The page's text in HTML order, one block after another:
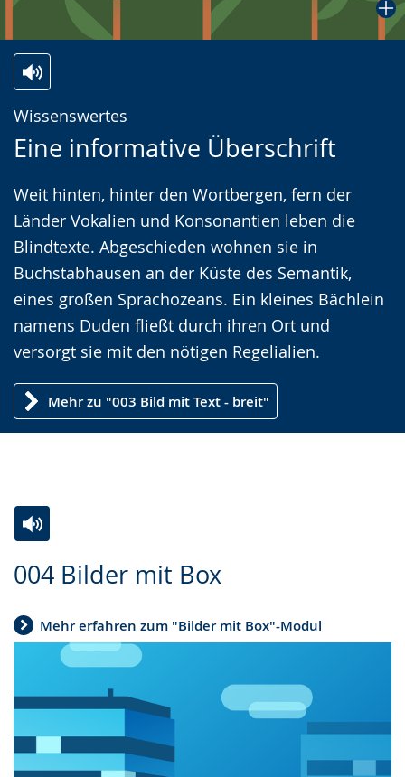
Wissenswertes
Eine informative Überschrift
Weit hinten, hinter den Wortbergen, fern der
Länder Vokalien und Konsonantien leben die
Blindtexte. Abgeschieden wohnen sie in
Buchstabhausen an der Küste des Semantik,
eines großen Sprachozeans. Ein kleines Bächlein
namens Duden fließt durch ihren Ort und
versorgt sie mit den nötigen Regelialien.
Mehr zu "003 Bild mit Text - breit"
Leichten
Sprache
Audio-
Unterstützung.
Video
in
Gebärdensprache
wird
angezeigt.
004 Bilder mit Box
Mehr erfahren zum "Bilder mit Box"-Modul
Leichten
wechseln.
Audio-
Video
Deutscher
Gebärdensprache
angezeigt.